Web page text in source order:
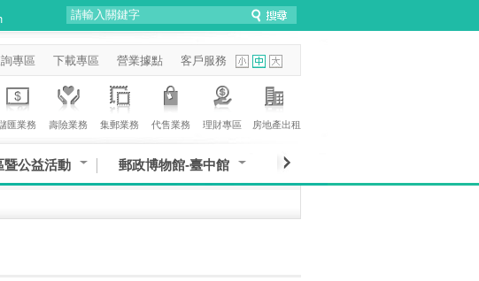
專區 下載專區 營業據點 客戶服務
匯業務 壽險業務 集郵業務 代售業務 理財專區 房地產出租
暨公益活動 郵政博物館-臺中館